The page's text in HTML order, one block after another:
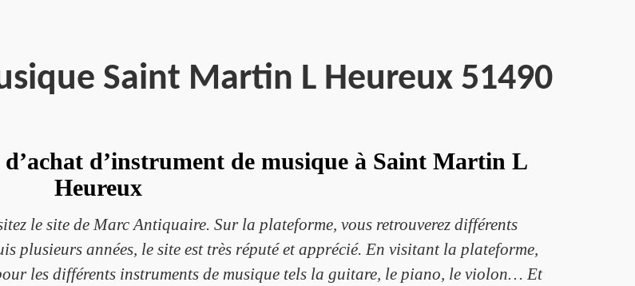
Saint Martin L Heureux 51490
d’instrument de musique à Saint Martin L
Heureux
le site de Marc Antiquaire. Sur la plateforme, vous retrouverez différents
plusieurs années, le site est très réputé et apprécié. En visitant la plateforme,
les différents instruments de musique tels la guitare, le piano, le violon… Et